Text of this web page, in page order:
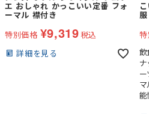
エ おしゃれ かっこいい定番 フォ
ーマル 襟付き
特別価格 ¥9,319税込
詳細を見る
飲
能